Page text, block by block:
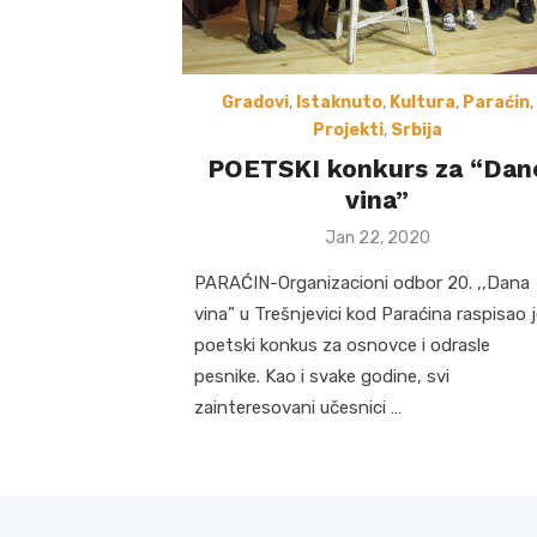
Gradovi, Istaknuto, Kultura, Paraćin,
Projekti, Srbija
POETSKI konkurs za
vina”
Posted
Jan 22, 2020
PARAĆIN-Organizacioni odbor 20. ,,Dana
vina” u Trešnjevici kod Paraćina raspisao
poetski konkus za osnovce i odrasle
pesnike. Kao i svake godine, svi
zainteresovani učesnici …